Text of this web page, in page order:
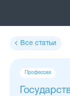
Все статьи
ТегиПрофессия